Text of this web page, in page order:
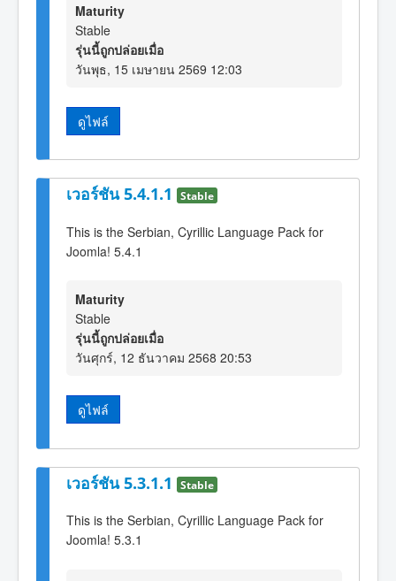
Maturity
Stable
รุ่นนี้ถูกปล่อยเมื่อ
วันพุธ, 15 เมษายน 2569 12:03
ดูไฟล์
เวอร์ชัน 5.4.1.1 Stable
This is the Serbian, Cyrillic Language Pack for
Joomla! 5.4.1
Maturity
Stable
รุ่นนี้ถูกปล่อยเมื่อ
วันศุกร์, 12 ธันวาคม 2568 20:53
ดูไฟล์
เวอร์ชัน 5.3.1.1 Stable
This is the Serbian, Cyrillic Language Pack for
Joomla! 5.3.1